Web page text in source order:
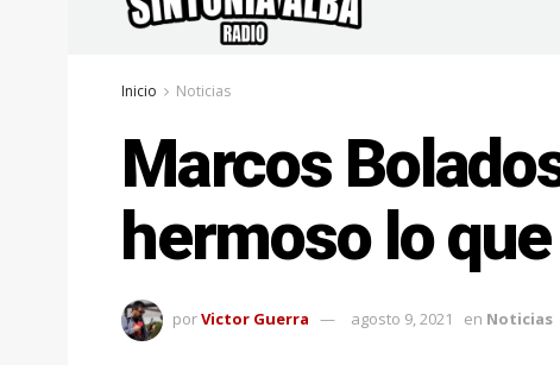
Inicio Noticias
Marcos
hermoso lo
porVictor Guerra agosto 9, 2021 en Noticias